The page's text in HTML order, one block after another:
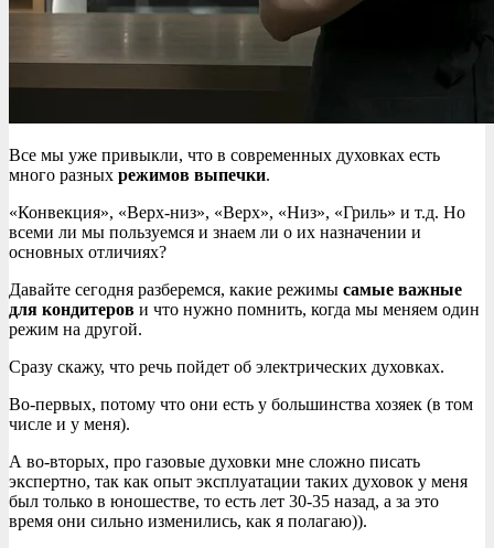
Все мы уже привыкли, что в современных духовках есть
много разных режимов выпечки.
«Конвекция», «Верх-низ», «Верх», «Низ», «Гриль» и т.д. Но
всеми ли мы пользуемся и знаем ли о их назначении и
основных отличиях?
Давайте сегодня разберемся, какие режимы самые важные
для кондитеров и что нужно помнить, когда мы меняем один
режим на другой.
Сразу скажу, что речь пойдет об электрических духовках.
Во-первых, потому что они есть у большинства хозяек (в том
числе и у меня).
А во-вторых, про газовые духовки мне сложно писать
экспертно, так как опыт эксплуатации таких духовок у меня
был только в юношестве, то есть лет 30-35 назад, а за это
время они сильно изменились, как я полагаю)).